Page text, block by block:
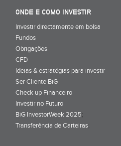
ONDE E COMO INVESTIR
Investir directamente em bolsa
Fundos
Obrigações
CFD
Ideias & estratégias para investir
Ser Cliente BiG
Check up Financeiro
Investir no Futuro
BiG InvestorWeek 2025;
Transferência de Carteiras;